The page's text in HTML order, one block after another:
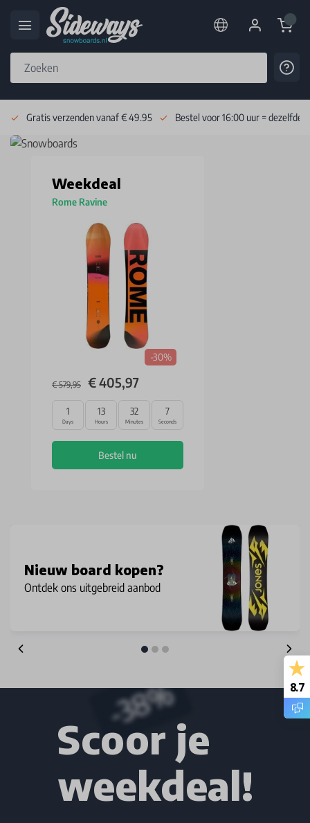
Cart
Gratis verzenden vanaf € 49.95 Bestel voor 16:00 uur = dezelfde
Weekdeal
Rome Ravine
-30%
€ 579,95 € 405,97
1
Days
13
Hours
32
Minutes
7
Seconds
Bestel nu
Nieuw board kopen?
Ontdek ons uitgebreid aanbod
Scoor je
weekdeal!
8.7